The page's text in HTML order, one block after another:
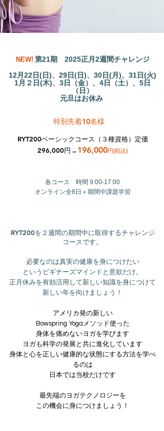
NEW! 第21期 2025正月2週間チャレンジ
12月22日(日)、29日(日)、30日(月)、31日(火)
1月２日(木)、3日（金）、4日（土）、5日
（日）
元旦はお休み
特別先着10名様
RYT200ベーシックコース（３種資格）定価
296,000円→196,000円(税込)
各コース 時間 9:00-17:00
オンライン全8日＋期間中課題学習
RYT200を２週間の期間中に取得するチャレンジ
コースです。
必要なのは真実の健康を身につけたい
というビギナーズマインドと意欲だけ。
正月休みを有効活用して新しい知識を身につけて
新しい年を向けましょう！
アメリカ発の新しい
Bowspring Yogaメソッド使った
身体を痛めないヨガを学びます
ヨガも科学の発展と共に進化しています
身体と心を正しい健康的な状態にする方法を学べ
るのは
日本では当校だけです
最先端のヨガテクノロジーを
この機会に身につけましょう！